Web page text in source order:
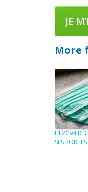
JE
More
L’E2C94
SES PORTES